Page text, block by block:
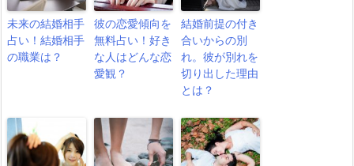
未来の結婚相手
占い！結婚相手
の職業は？
彼の恋愛傾向を
無料占い！好き
な人はどんな恋
愛観？
結婚前提の付き
合いからの別
れ。彼が別れを
切り出した理由
とは？